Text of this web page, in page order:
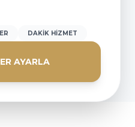
DAKIK HIZMET
AYARLA